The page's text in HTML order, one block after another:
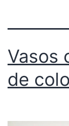
Vasos
de